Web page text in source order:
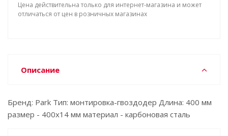
Цена действительна только для интернет-магазина и может
отличаться от цен в розничных магазинах
Описание
Бренд: Park Тип: монтировка-гвоздодер Длина: 400 мм
размер - 400х14 мм материал - карбоновая сталь